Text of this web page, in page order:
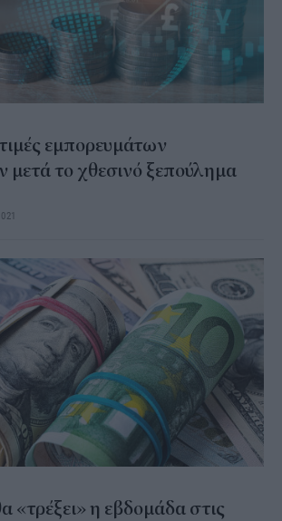
εμπορευμάτων
μετά το χθεσινό ξεπούλημα
«τρέξει» η εβδομάδα στις